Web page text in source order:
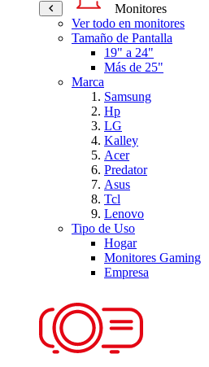
Monitores
Ver todo en monitores
Tamaño de Pantalla
19" a 24"
Más de 25"
Marca
Samsung
Hp
LG
Kalley
Acer
Predator
Asus
Tcl
Lenovo
Tipo de Uso
Hogar
Monitores Gaming
Empresa